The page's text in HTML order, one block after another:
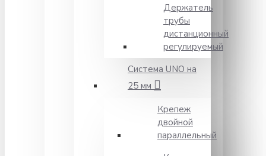
Держатель
трубы
дистанционный
регулируемый
Система UNO на
25 мм
Крепеж
двойной
параллельный